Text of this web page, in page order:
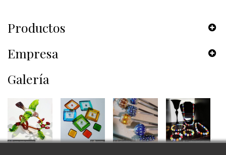
Productos
Empresa
Galería